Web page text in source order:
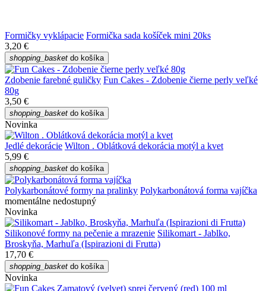
Formičky vyklápacie Formička sada košíček mini 20ks
3,20 €
shopping_basket do košíka
Zdobenie farebné guličky Fun Cakes - Zdobenie čierne perly veľké
80g
3,50 €
shopping_basket do košíka
Novinka
Jedlé dekorácie Wilton . Oblátková dekorácia motýl a kvet
5,99 €
shopping_basket do košíka
Polykarbonátové formy na pralinky Polykarbonátová forma vajíčka
momentálne nedostupný
Novinka
Silikonové formy na pečenie a mrazenie Silikomart - Jablko,
Broskyňa, Marhuľa (Ispirazioni di Frutta)
17,70 €
shopping_basket do košíka
Novinka